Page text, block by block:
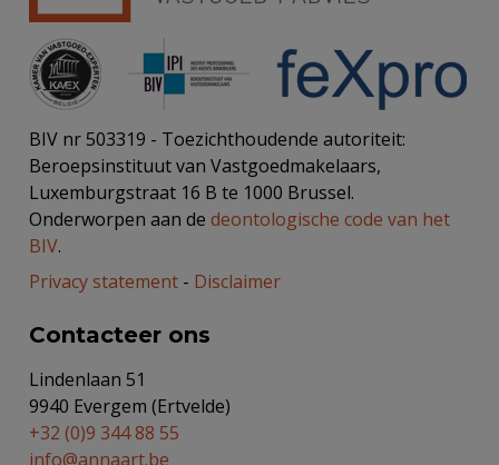
BIV nr 503319 - Toezichthoudende autoriteit:
Beroepsinstituut van Vastgoedmakelaars,
Luxemburgstraat 16 B te 1000 Brussel.
Onderworpen aan de deontologische code van het
BIV.
Privacy statement - Disclaimer
Contacteer ons
Lindenlaan 51
9940 Evergem (Ertvelde)
+32 (0)9 344 88 55
info@annaart.be